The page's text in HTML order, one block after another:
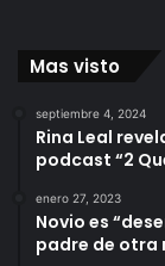
Mas visto
septiembre 4, 2024
Rina Leal
podcast “2
enero 27, 2023
Novio es
padre de otra